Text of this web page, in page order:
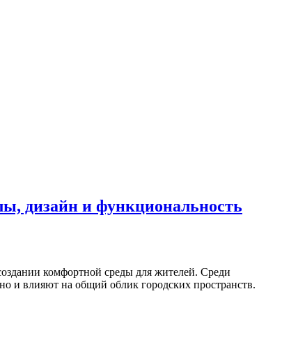
дизайн и функциональность
комфортной среды для жителей. Среди
и влияют на общий облик городских пространств.